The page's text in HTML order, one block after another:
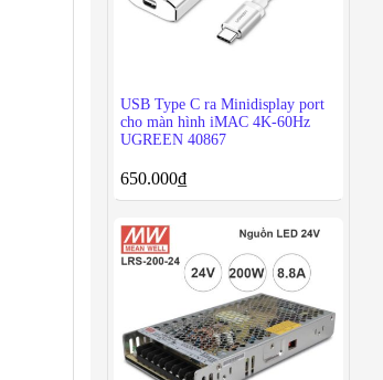
USB Type C ra Minidisplay port
cho màn hình iMAC 4K-60Hz
UGREEN 40867
650.000₫